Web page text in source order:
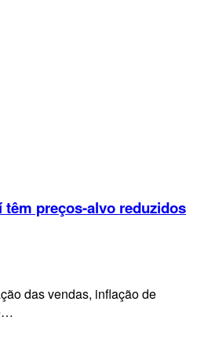
preços-alvo reduzidos
das vendas, inflação de